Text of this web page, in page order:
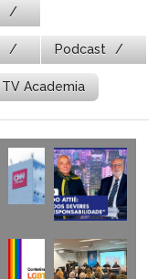
Podcast
TV Academia